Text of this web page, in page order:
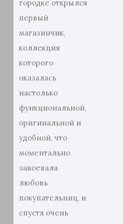
городке открылся
первый
магазинчик,
коллекция
которого
оказалась
настолько
функциональной,
оригинальной и
удобной, что
моментально
завоевала
любовь
покупательниц, и
спустя очень